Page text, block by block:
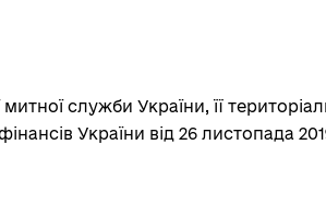
служби України, її
України від 26 листопада